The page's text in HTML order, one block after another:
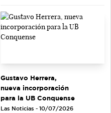
Gustavo Herrera,
nueva incorporación
para la UB Conquense
Las Noticias - 10/07/2026